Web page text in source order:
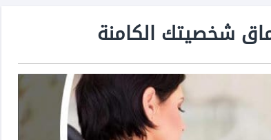
شخصيتك الكامنة